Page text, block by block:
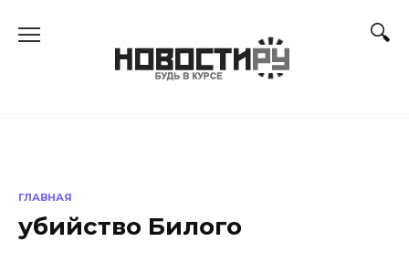
ГЛАВНАЯ
убийство Билого